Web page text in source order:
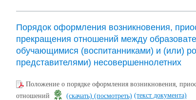
Порядок оформления возникновения,
прекращения отношений между
обучающимися (воспитанниками) и (или)
представителями) несовершеннолетних
Положение о порядке оформления возникновения,
отношений
(скачать) (посмотреть) (текст документа)